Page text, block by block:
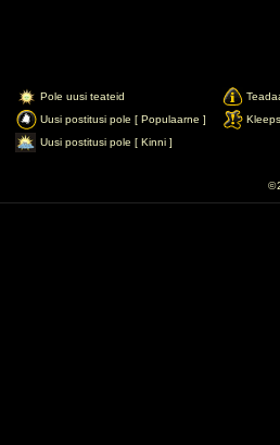
Pole uusi teateid
Uusi postitusi pole [ Populaarne ]
Kleeps
Uusi postitusi pole [ Kinni ]
©